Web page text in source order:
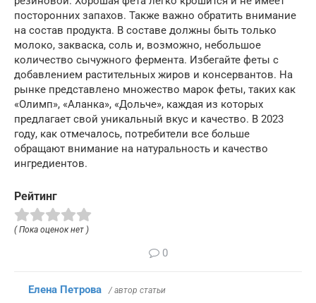
посторонних запахов. Также важно обратить внимание
на состав продукта. В составе должны быть только
молоко, закваска, соль и, возможно, небольшое
количество сычужного фермента. Избегайте феты с
добавлением растительных жиров и консервантов. На
рынке представлено множество марок феты, таких как
«Олимп», «Аланка», «Дольче», каждая из которых
предлагает свой уникальный вкус и качество. В 2023
году, как отмечалось, потребители все больше
обращают внимание на натуральность и качество
ингредиентов.
Рейтинг
( Пока оценок нет )
0
Елена Петрова / автор статьи